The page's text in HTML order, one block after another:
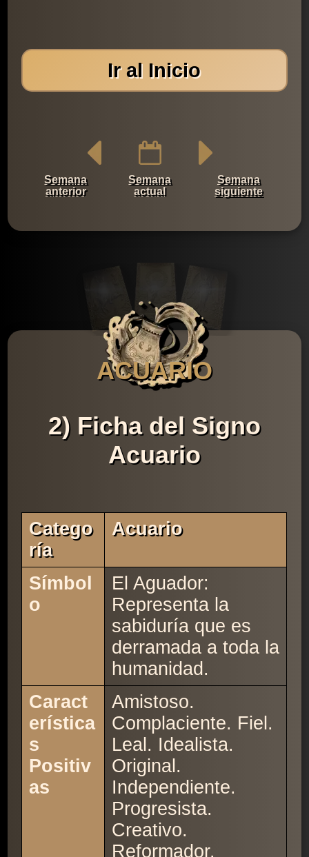
Ir al Inicio
Semana
anterior
Semana
actual
Semana
siguiente
ACUARIO
2) Ficha del Signo
Acuario
Catego
Ría
Acuario
Símbol
o
El Aguador:
Representa la
sabiduría que es
derramada a toda la
humanidad.
Caract
erística
s
Positiv
as
Amistoso.
Complaciente. Fiel.
Leal. Idealista.
Original.
Independiente.
Progresista.
Creativo.
Reformador.